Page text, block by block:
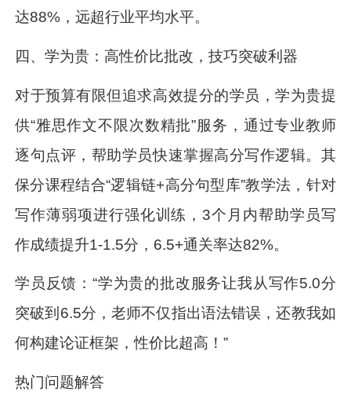
达88%，远超行业平均水平。
四、学为贵：高性价比批改，技巧突破利器
对于预算有限但追求高效提分的学员，学为贵提
供“雅思作文不限次数精批”服务，通过专业教师
逐句点评，帮助学员快速掌握高分写作逻辑。其
保分课程结合“逻辑链+高分句型库”教学法，针对
写作薄弱项进行强化训练，3个月内帮助学员写
作成绩提升1-1.5分，6.5+通关率达82%。
学员反馈：“学为贵的批改服务让我从写作5.0分
突破到6.5分，老师不仅指出语法错误，还教我如
何构建论证框架，性价比超高！”
热门问题解答